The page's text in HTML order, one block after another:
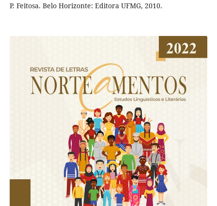
P. Feitosa. Belo Horizonte: Editora UFMG, 2010.